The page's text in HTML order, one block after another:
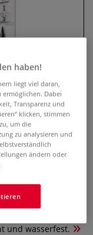
6
pen im Set.
und wasserfest.
haben!
liegt viel daran,
Dabei
Transparenz und
klicken, stimmen
um die
zu analysieren und
ändern oder